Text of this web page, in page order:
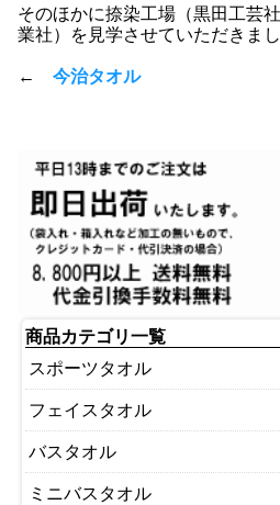
そのほかに捺染工場（黒田工芸
業社）を見学させていただきまし
← 今治タオル
商品カテゴリ一覧
スポーツタオル
フェイスタオル
バスタオル
ミニバスタオル